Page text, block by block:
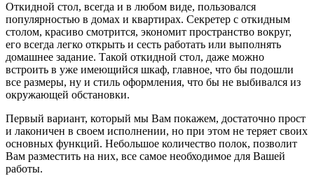
Откидной стол, всегда и в любом виде, пользовался
популярностью в домах и квартирах. Секретер с откидным
столом, красиво смотрится, экономит пространство вокруг,
его всегда легко открыть и сесть работать или выполнять
домашнее задание. Такой откидной стол, даже можно
встроить в уже имеющийся шкаф, главное, что бы подошли
все размеры, ну и стиль оформления, что бы не выбивался из
окружающей обстановки.
Первый вариант, который мы Вам покажем, достаточно прост
и лаконичен в своем исполнении, но при этом не теряет своих
основных функций. Небольшое количество полок, позволит
Вам разместить на них, все самое необходимое для Вашей
работы.